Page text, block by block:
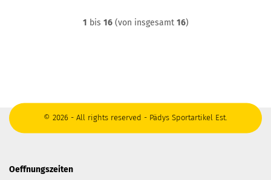
1 bis 16(von insgesamt 16)
© 2026 - All rights reserved - Pädys Sportartikel Est.
Oeffnungszeiten